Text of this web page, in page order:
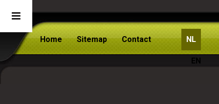
Home Sitemap Contact NL
EN